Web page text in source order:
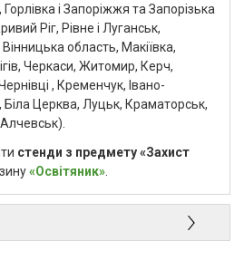
і Запоріжжя та Запорізька
Ріг, Рівне і Луганськ,
область, Макіївка,
Черкаси, Житомир, Керч,
, Кременчук, Івано-
Біла Церква, Луцьк, Краматорськ,
стенди з предмету «Захист
«Освітяник».